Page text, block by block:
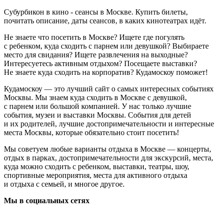
Субурбикон в кино - сеансы в Москве. Купить билеты,
почитать описание, даты сеансов, в каких кинотеатрах идёт.
Не знаете что посетить в Москве? Ищете где погулять
с ребенком, куда сходить с парнем или девушкой? Выбираете
место для свидания? Ищете развлечения на выходные?
Интересуетесь активным отдыхом? Посещаете выставки?
Не знаете куда сходить на корпоратив? Кудамоскоу поможет!
Кудамоскоу — это лучший сайт о самых интересных событиях
Москвы. Мы знаем куда сходить в Москве с девушкой,
с парнем или большой компанией. У нас только лучшие
события, музеи и выставки Москвы. События для детей
и их родителей, лучшие достопримечательности и интересные
места Москвы, которые обязательно стоит посетить!
Мы советуем любые варианты отдыха в Москве — концерты,
отдых в парках, достопримечательности для экскурсий, места,
куда можно сходить с ребенком, выставки, театры, шоу,
спортивные мероприятия, места для активного отдыха
и отдыха с семьей, и многое другое.
Мы в социальных сетях